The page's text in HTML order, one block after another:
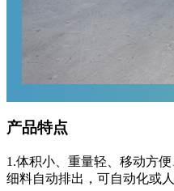
产品特点
1.体积小、重量轻、移动方
细料自动排出，可自动化或人